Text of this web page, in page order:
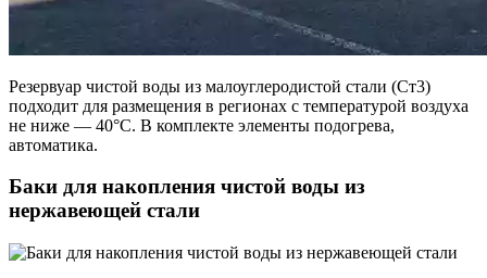
Резервуар чистой воды из малоуглеродистой стали (Ст3)
подходит для размещения в регионах с температурой воздуха
не ниже — 40°C. В комплекте элементы подогрева,
автоматика.
Баки для накопления чистой воды из
нержавеющей стали